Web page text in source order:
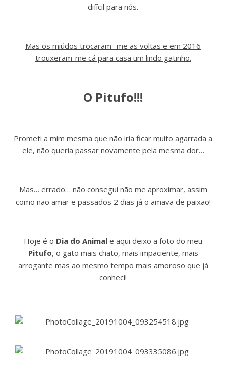
difícil para nós.
Mas os miúdos trocaram -me as voltas e em 2016
trouxeram-me cá para casa um lindo gatinho.
O Pitufo!!!
Prometi a mim mesma que não iria ficar muito agarrada a
ele, não queria passar novamente pela mesma dor…
Mas… errado… não consegui não me aproximar, assim
como não amar e passados 2 dias já o amava de paixão!
Hoje é o Dia do Animal e aqui deixo a foto do meu
Pitufo, o gato mais chato, mais impaciente, mais
arrogante mas ao mesmo tempo mais amoroso que já
conheci!